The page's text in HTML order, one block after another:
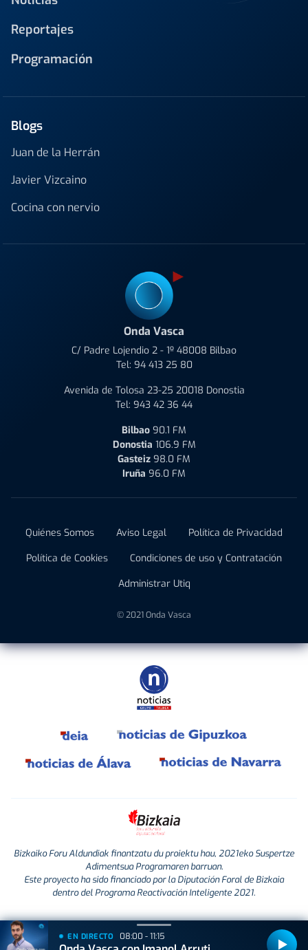
Reportajes
Programación
Blogs
Juan de la Herrán
Javier Vizcaino
Cocina con nervio
Onda Vasca
C/ Padre Lojendio 2 - 1º 48008 Bilbao
Tel: 94 413 25 80
Avenida de Tolosa 23-25 20018 Donostia
Tel: 943 42 36 44
Bilbao 90.1 FM
Donostia 106.9 FM
Gasteiz 98.0 FM
Iruña 96.0 FM
Quiénes Somos Aviso Legal
Política de Privacidad
Política de Cookies
Condiciones de uso y Contratación
Administrar Utiq
© 2021 Onda Vasca
Bizkaiko Foru Aldundiak finantzatu du proiektu hau, 2021eko Suspertze
Adimentsua Programaren barruan.
Este proyecto ha sido financiado por la Diputación Foral de Bizkaia
dentro del Programa Reactivación Inteligente 2021.
EN DIRECTO 08:00 - 11:15